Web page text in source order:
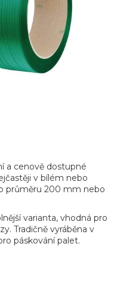
a cenově dostupné
v bílém nebo
průměru 200 mm nebo
varianta, vhodná pro
Tradičně vyráběna v
páskování palet.